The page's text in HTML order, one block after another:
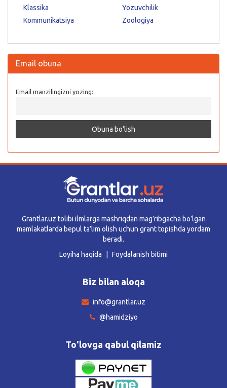
Klassika
Kommunikatsiya
Yozuvchilik
Zoologiya
Email obuna
Email manzilingizni yozing:
Grantlar.uz tolibi ilmlarga mashriqdan mag’ribgacha bo’lgan
mamlakatlarda bepul ta’lim olish uchun grant topishda yordam
beradi.
Loyiha haqida
Foydalanish bitimi
Biz bilan aloqa
info@grantlar.uz
@hamidziyo
To'lovga qabul qilamiz